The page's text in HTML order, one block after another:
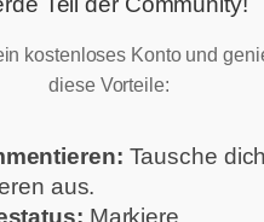
kostenloses Konto und
diese Vorteile:
Tausche dich
aus.